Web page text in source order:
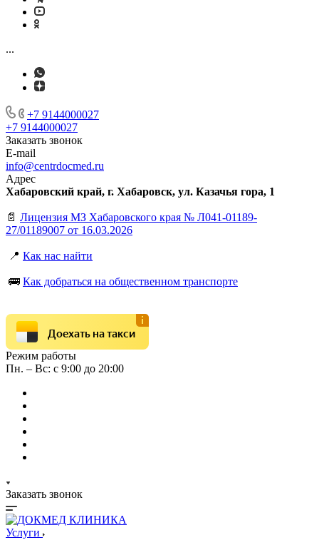
...
+7 9144000027
+7 9144000027
Заказать звонок
E-mail
info@centrdocmed.ru
Адрес
Хабаровский край, г. Хабаровск, ул. Казачья гора, 1
📄 Лицензия МЗ Хабаровского края № Л041-01189-
27/01189007 от 16.03.2026
📍 Как нас найти
🚌 Как добраться на общественном транспорте
Доехать на такси
Режим работы
Пн. – Вс: с 9:00 до 20:00
Заказать звонок
Услуги